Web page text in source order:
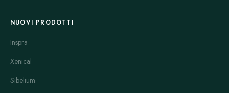
NUOVI PRODOTTI
Inspra
Xenical
Sibelium